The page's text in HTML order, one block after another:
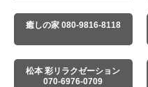
癒しの家 080-9816-8118
松本 彩リラクゼーション
070-6976-0709